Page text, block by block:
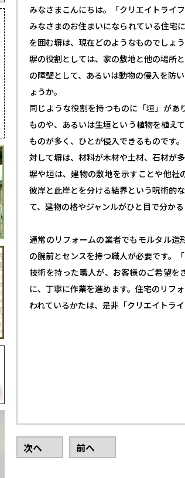
みなさまこんにちは。「クリエイトライ
みなさまのお住まいになられている住宅
を囲む塀は、現在どのようなものでしょう
塀の役割としては、家の敷地と他の場所
の障壁として、あるいは動物の侵入を防
ょうか。
同じような役割を持つものに「垣」が
ものや、あるいは生垣という植物を植え
ものが多く、ひとが侵入できるものです。
対して塀は、材料が木材や土材、石材が
塀や垣は、建物の敷地を示すことや他社
彼岸と此岸とを分ける結界という呪術的
て、建物の格やジャンルがひと目で分か
通常のリフォームの業者でもモルタル
の腕前とセンスを持つ職人が必要です。
技術を持った職人が、お客様のご希望
に、丁寧に作業を進めます。住宅のリフ
われているかたは、是非「クリエイトラ
次へ 前へ